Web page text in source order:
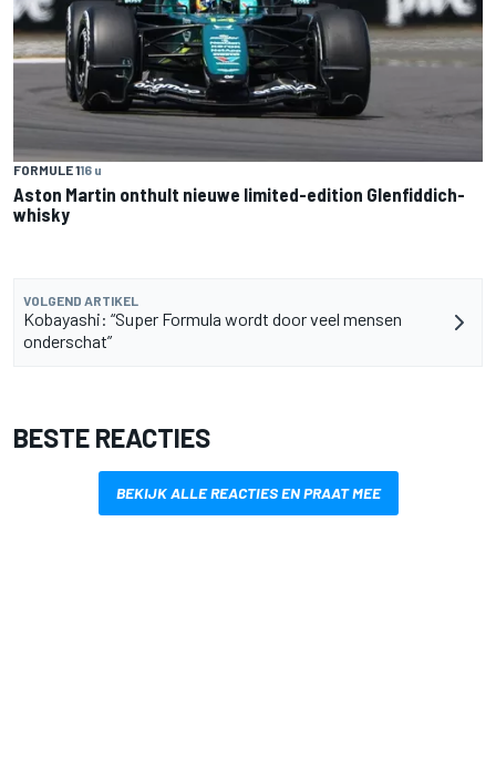
FORMULE 116 u
Aston Martin onthult nieuwe limited-edition Glenfiddich-
whisky
VOLGEND ARTIKEL
Kobayashi: “Super Formula wordt door veel mensen
onderschat”
BESTE REACTIES
BEKIJK ALLE REACTIES EN PRAAT MEE